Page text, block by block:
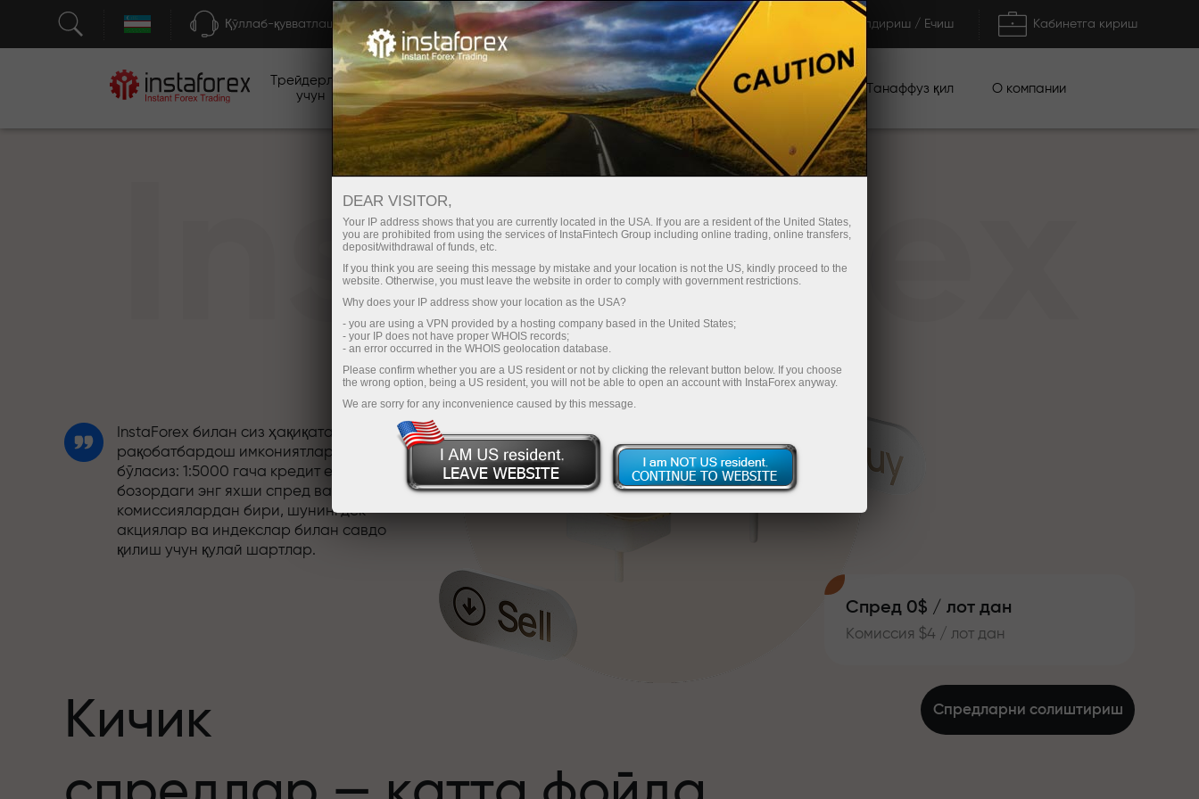
Қўллаб-қувватлаш Ҳисоб-варағини тез очиш Савдо платформаси Тўлдириш / Ечиш Кабинетга кириш
Трейдерлар
учун
Энди иш
бошлаётганлар
учун
Инвесторлар
учун
Ҳамкорлар учун Промоакциялар Танаффуз қил О компании
InstaForex
Спред 0$ / лот дан
Комиссия $4 / лот дан
InstaForex билан сиз ҳақиқатан
рақобатбардош имкониятларга эга
бўласиз: 1:5000 гача кредит елкаси,
бозордаги энг яхши спред ва
комиссиялардан бири, шунингдек
акциялар ва индекслар билан савдо
қилиш учун қулай шартлар.
Aleš Loprais савдо оламига интилиш ва
Кичик
Спредларни солиштириш
DEAR VISITOR,
Your IP address shows that you are currently located in the USA. If you are a resident of the United States,
you are prohibited from using the services of InstaFintech Group including online trading, online transfers,
deposit/withdrawal of funds, etc.
If you think you are seeing this message by mistake and your location is not the US, kindly proceed to the
website. Otherwise, you must leave the website in order to comply with government restrictions.
Why does your IP address show your location as the USA?
- you are using a VPN provided by a hosting company based in the United States;
- your IP does not have proper WHOIS records;
- an error occurred in the WHOIS geolocation database.
Please confirm whether you are a US resident or not by clicking the relevant button below. If you choose
the wrong option, being a US resident, you will not be able to open an account with InstaForex anyway.
We are sorry for any inconvenience caused by this message.